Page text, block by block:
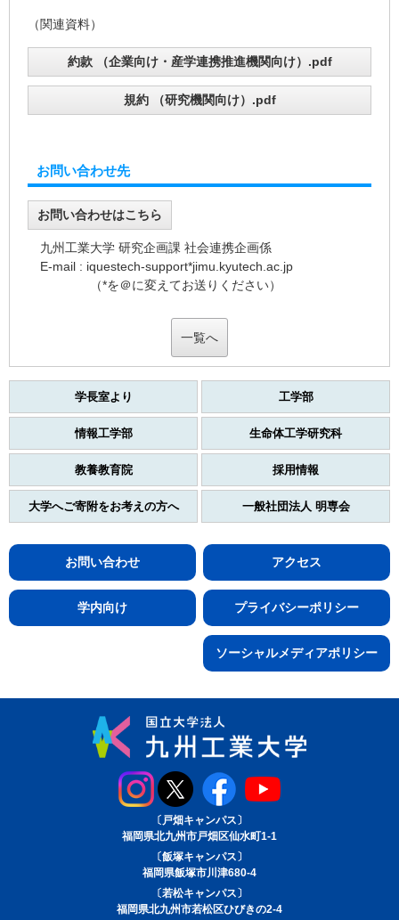
（関連資料）
約款 （企業向け・産学連携推進機関向け）.pdf
規約 （研究機関向け）.pdf
お問い合わせ先
お問い合わせはこちら
九州工業大学 研究企画課 社会連携企画係
E-mail : iquestech-support*jimu.kyutech.ac.jp
（*を＠に変えてお送りください）
一覧へ
学長室より 工学部
情報工学部 生命体工学研究科
教養教育院 採用情報
大学へご寄附をお考えの方へ 一般社団法人 明専会
アクセス
お問い合わせ
プライバシーポリシー
学内向け
ソーシャルメディアポリシー
〔戸畑キャンパス〕
福岡県北九州市戸畑区仙水町1-1
〔飯塚キャンパス〕
福岡県飯塚市川津680-4
〔若松キャンパス〕
福岡県北九州市若松区ひびきの2-4